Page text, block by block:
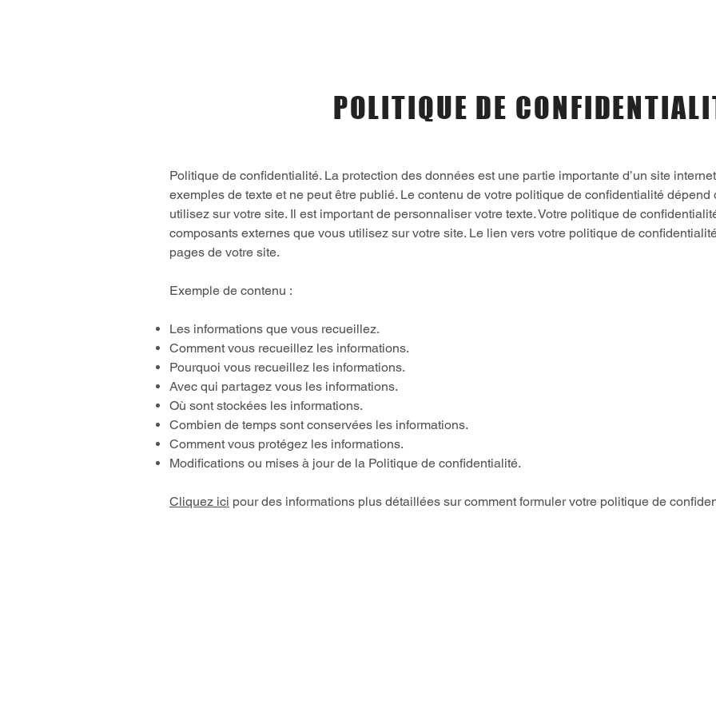
POLITIQUE DE
Politique de confidentialité. La protection des données est une partie importante d’un site
exemples de texte et ne peut être publié. Le contenu de votre politique de confidentialité
utilisez sur votre site. Il est important de personnaliser votre texte. Votre politique de
composants externes que vous utilisez sur votre site. Le lien vers votre politique de
pages de votre site.
Exemple de contenu :
Les informations que vous recueillez.
Comment vous recueillez les informations.
Pourquoi vous recueillez les informations.
Avec qui partagez vous les informations.
Où sont stockées les informations.
Combien de temps sont conservées les informations.
Comment vous protégez les informations.
Modifications ou mises à jour de la Politique de confidentialité.
Cliquez ici pour des informations plus détaillées sur comment formuler votre politique de